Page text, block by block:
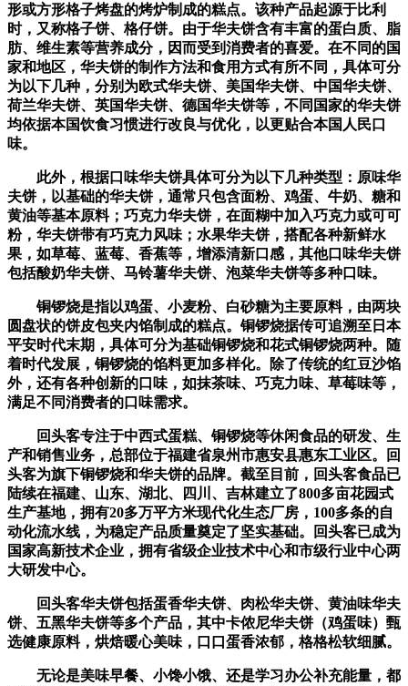
形或方形格子烤盘的烤炉制成的糕点。该种产品起源于比利
时，又称格子饼、格仔饼。由于华夫饼含有丰富的蛋白质、脂
肪、维生素等营养成分，因而受到消费者的喜爱。在不同的国
家和地区，华夫饼的制作方法和食用方式有所不同，具体可分
为以下几种，分别为欧式华夫饼、美国华夫饼、中国华夫饼、
荷兰华夫饼、英国华夫饼、德国华夫饼等，不同国家的华夫饼
均依据本国饮食习惯进行改良与优化，以更贴合本国人民口
味。
此外，根据口味华夫饼具体可分为以下几种类型：原味华
夫饼，以基础的华夫饼，通常只包含面粉、鸡蛋、牛奶、糖和
黄油等基本原料；巧克力华夫饼，在面糊中加入巧克力或可可
粉，华夫饼带有巧克力风味；水果华夫饼，搭配各种新鲜水
果，如草莓、蓝莓、香蕉等，增添清新口感，其他口味华夫饼
包括酸奶华夫饼、马铃薯华夫饼、泡菜华夫饼等多种口味。
铜锣烧是指以鸡蛋、小麦粉、白砂糖为主要原料，由两块
圆盘状的饼皮包夹内馅制成的糕点。铜锣烧据传可追溯至日本
平安时代末期，具体可分为基础铜锣烧和花式铜锣烧两种。随
着时代发展，铜锣烧的馅料更加多样化。除了传统的红豆沙馅
外，还有各种创新的口味，如抹茶味、巧克力味、草莓味等，
满足不同消费者的口味需求。
回头客专注于中西式蛋糕、铜锣烧等休闲食品的研发、生
产和销售业务，总部位于福建省泉州市惠安县惠东工业区。回
头客为旗下铜锣烧和华夫饼的品牌。截至目前，回头客食品已
陆续在福建、山东、湖北、四川、吉林建立了800多亩花园式
生产基地，拥有20多万平方米现代化生态厂房，100多条的自
动化流水线，为稳定产品质量奠定了坚实基础。回头客已成为
国家高新技术企业，拥有省级企业技术中心和市级行业中心两
大研发中心。
回头客华夫饼包括蛋香华夫饼、肉松华夫饼、黄油味华夫
饼、五黑华夫饼等多个产品，其中卡侬尼华夫饼（鸡蛋味）甄
选健康原料，烘焙暖心美味，口口蛋香浓郁，格格松软细腻。
无论是美味早餐、小馋小饿、还是学习办公补充能量，都